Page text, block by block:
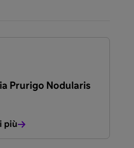
Prurigo Nodularis
più